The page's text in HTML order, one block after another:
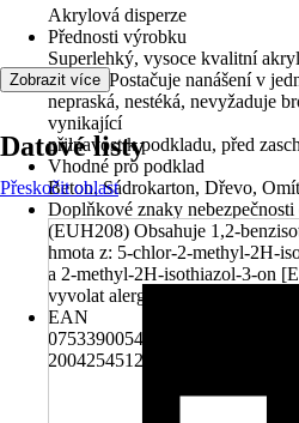
Akrylová disperze
Přednosti výrobku
Superlehký, vysoce kvalitní
použití, Postačuje nanášení v
nepraská, nestéká, nevyžaduje
vynikající
přilnavost k podkladu, před
Vhodné pro podklad
Beton, Sádrokarton, Dřevo,
Doplňkové znaky
(EUH208) Obsahuje 1,2-
hmota z: 5-chlor-2-methyl-2H-
a 2-methyl-2H-isothiazol-3-on
vyvolat alergickou reakci.
EAN
075339005415, 075339009697,
2004254512003, 8595067240541
Zobrazit více
Datové listy
Přeskočit oblast